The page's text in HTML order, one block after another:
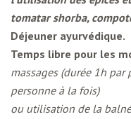
tomatar shorba,
Déjeuner ayurvédique.
Temps libre pour les
massages (durée 1h
personne à la fois)
ou utilisation de la